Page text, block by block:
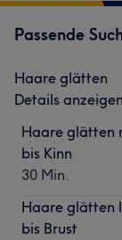
Passende
Haare glätten
Details anzeigen
Haare glätten
bis Kinn
30 Min.
Haare glätten
bis Brust